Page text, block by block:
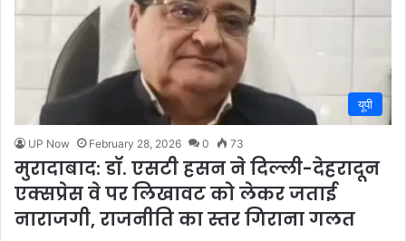
यूपी
UP Now February 28, 2026 0 73
मुरादाबाद: डॉ. एसटी हसन ने दिल्ली-देहरादून
एक्सप्रेस वे पर लिखावट को लेकर जताई
नाराजगी, राजनीति का स्तर गिराना गलत